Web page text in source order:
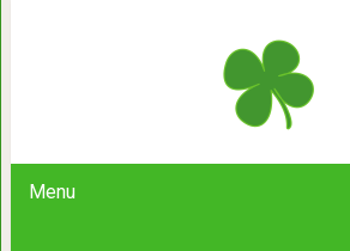
Menu
10 шикарных